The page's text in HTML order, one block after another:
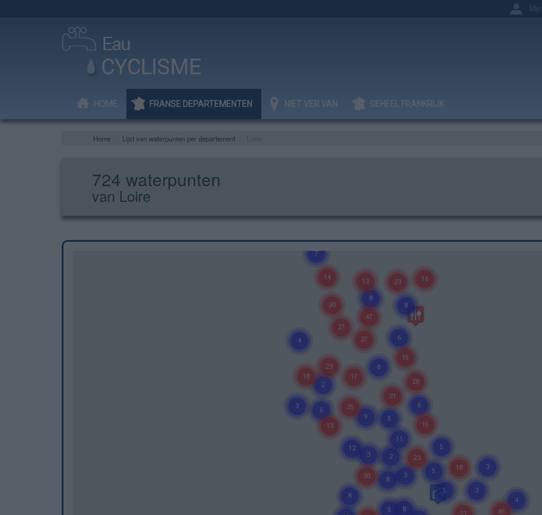
HOME FRANSE DEPARTEMENTEN NIET VER VAN GEHEEL FRANKRIJK
Home Lijst van waterpunten per departement
724 waterpunten
van Loire